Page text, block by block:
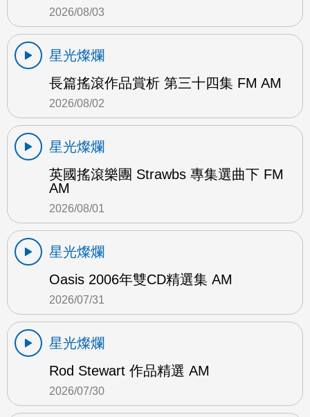
2026/08/03
星光燦爛
長篇搖滾作品賞析 第三十四集 FM AM
2026/08/02
星光燦爛
英國搖滾樂團 Strawbs 專集選曲下 FM
AM
2026/08/01
星光燦爛
Oasis 2006年雙CD精選集 AM
2026/07/31
星光燦爛
Rod Stewart 作品精選 AM
2026/07/30